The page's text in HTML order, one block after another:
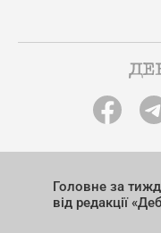
Головне за
від редакції